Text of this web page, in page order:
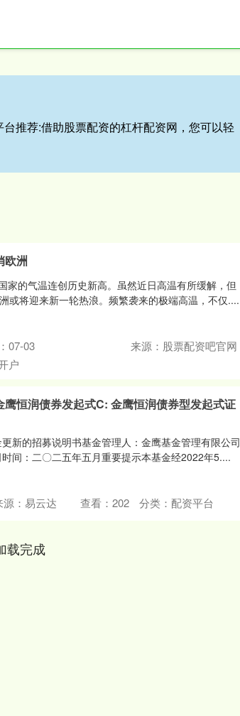
推荐:借助股票配资的杠杆配资网，您可以轻
欧洲
家的气温连创历史新高。虽然近日高温有所缓解，但
或将迎来新一轮热浪。频繁袭来的极端高温，不仅....
07-03
来源：股票配资吧官网
户
恒润债券发起式C: 金鹰恒润债券型发起式证
新的招募说明书基金管理人：金鹰基金管理有限公司
间：二〇二五年五月重要提示本基金经2022年5....
源：易云达 查看： 202 分类： 配资平台
载完成